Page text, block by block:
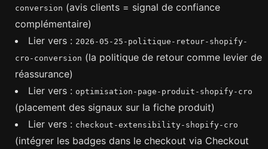
conversion (avis clients = signal de confiance
complémentaire)
Lier vers : 2026-05-25-politique-retour-shopify-
cro-conversion (la politique de retour comme levier de
réassurance)
Lier vers : optimisation-page-produit-shopify-cro
(placement des signaux sur la fiche produit)
Lier vers : checkout-extensibility-shopify-cro
(intégrer les badges dans le checkout via Checkout